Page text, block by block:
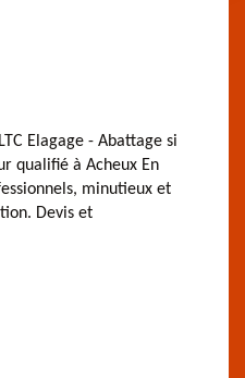
Elagage - Abattage si
qualifié à Acheux En
minutieux et
Devis et